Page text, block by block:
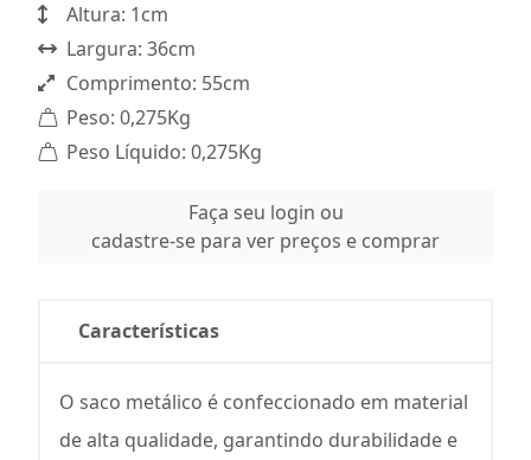
Altura: 1cm
Largura: 36cm
Comprimento: 55cm
Peso: 0,275Kg
Peso Líquido: 0,275Kg
Faça seu login ou
cadastre-se para ver preços e comprar
Características
O saco metálico é confeccionado em material
de alta qualidade, garantindo durabilidade e